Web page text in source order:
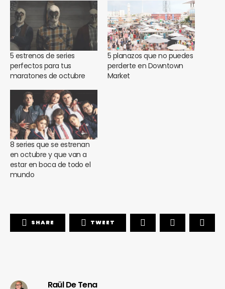
5 estrenos de series
perfectos para tus
maratones de octubre
5 planazos que no puedes
perderte en Downtown
Market
8 series que se estrenan
en octubre y que van a
estar en boca de todo el
mundo
SHARE TWEET
Raül De Tena